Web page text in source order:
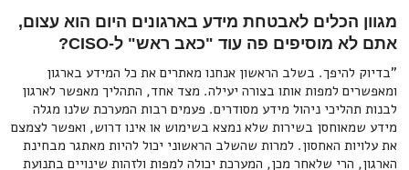
מגוון הכלים לאבטחת מידע בארגונים היום הוא עצום,
אתם לא מוסיפים פה עוד "כאב ראש" ל-CISO?
"בדיוק להיפך. בשלב הראשון אנחנו מאתרים את כל המידע בארגון
ומאפשרים למפות אותו בצורה יעילה. מצד אחד, התהליך מאפשר לארגון
לבנות תהליכי ניהול מידע מסודרים. פעמים רבות המערכת שלנו מגלה
מידע שמאוחסן בשירות שלא נמצא בשימוש או אינו דרוש, ואפשר לצמצם
את עלויות האחסון. למרות שהשלב הראשוני יכול להיות מאתגר מבחינת
הארגון, הרי שלאחר מכן, המערכת יכולה למפות ולזהות שינויים בתנועת